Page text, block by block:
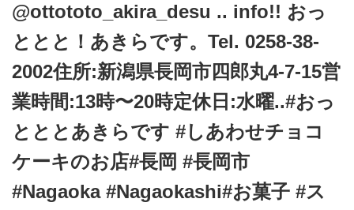
o
n
@ottototo_akira_desu .. info!! おっ
ととと！あきらです。Tel. 0258-38-
2002住所:新潟県長岡市四郎丸4-7-15営
業時間:13時〜20時定休日:水曜..#おっ
とととあきらです #しあわせチョコ
ケーキのお店#長岡 #長岡市
#Nagaoka #Nagaokashi#お菓子 #ス